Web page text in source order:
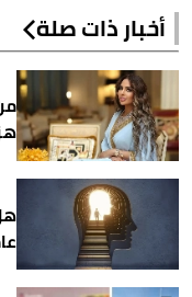
أخبار ذات صلة